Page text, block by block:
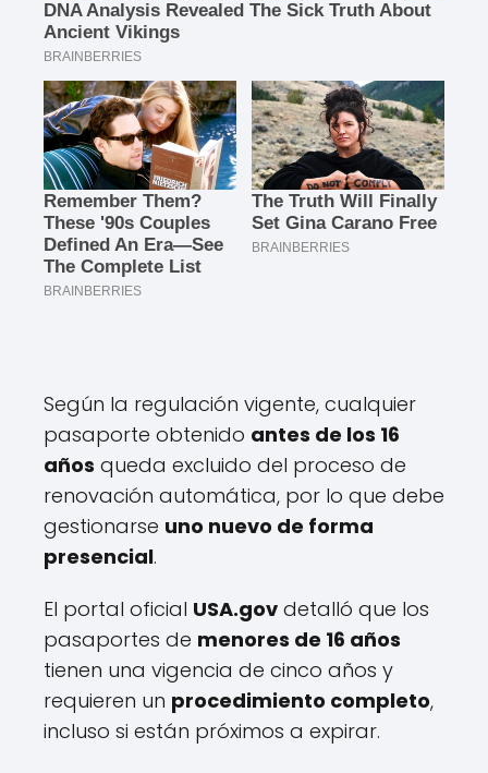
Según la regulación vigente, cualquier
pasaporte obtenido antes de los 16
años queda excluido del proceso de
renovación automática, por lo que debe
gestionarse uno nuevo de forma
presencial.
El portal oficial USA.gov detalló que los
pasaportes de menores de 16 años
tienen una vigencia de cinco años y
requieren un procedimiento completo,
incluso si están próximos a expirar.